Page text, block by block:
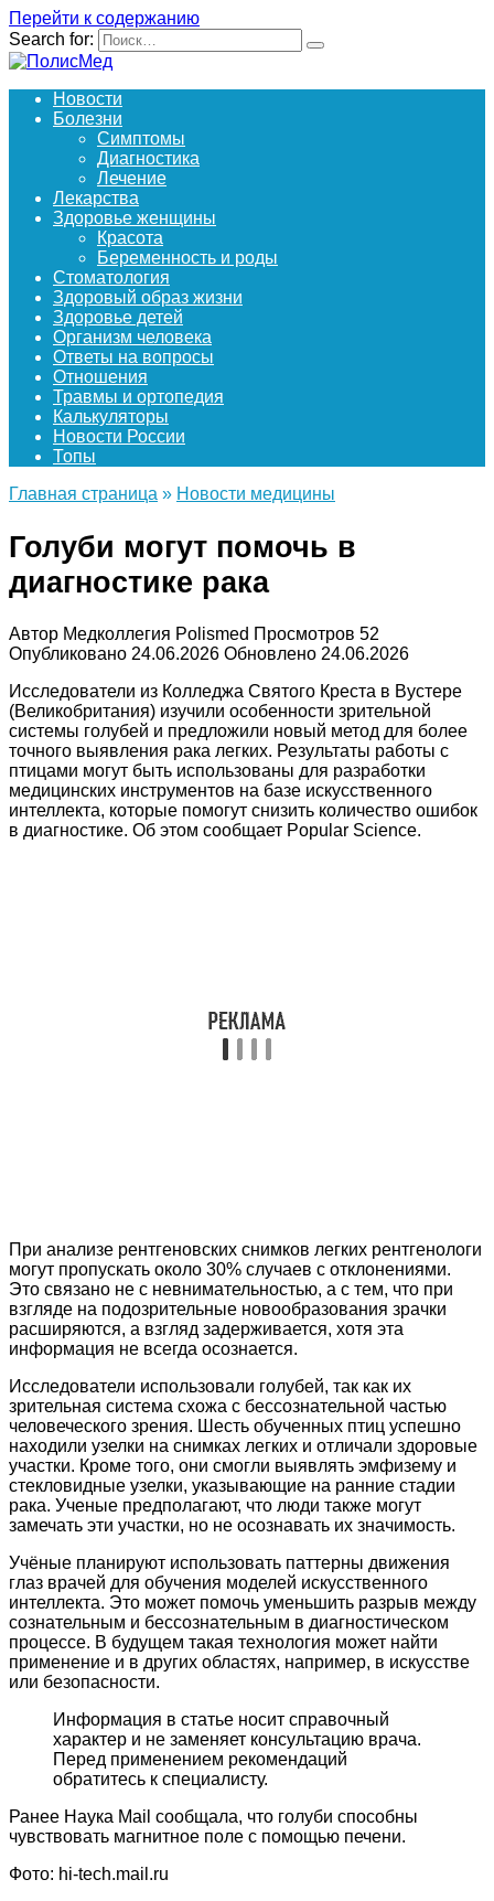
Перейти к содержанию
Search for:
Новости
Болезни
Симптомы
Диагностика
Лечение
Лекарства
Здоровье женщины
Красота
Беременность и роды
Стоматология
Здоровый образ жизни
Здоровье детей
Организм человека
Ответы на вопросы
Отношения
Травмы и ортопедия
Калькуляторы
Новости России
Топы
Главная страница » Новости медицины
Голуби могут помочь в
диагностике рака
Автор Медколлегия Polismed Просмотров 52
Опубликовано 24.06.2026 Обновлено 24.06.2026
Исследователи из Колледжа Святого Креста в Вустере
(Великобритания) изучили особенности зрительной
системы голубей и предложили новый метод для более
точного выявления рака легких. Результаты работы с
птицами могут быть использованы для разработки
медицинских инструментов на базе искусственного
интеллекта, которые помогут снизить количество ошибок
в диагностике. Об этом сообщает Popular Science.
При анализе рентгеновских снимков легких рентгенологи
могут пропускать около 30% случаев с отклонениями.
Это связано не с невнимательностью, а с тем, что при
взгляде на подозрительные новообразования зрачки
расширяются, а взгляд задерживается, хотя эта
информация не всегда осознается.
Исследователи использовали голубей, так как их
зрительная система схожа с бессознательной частью
человеческого зрения. Шесть обученных птиц успешно
находили узелки на снимках легких и отличали здоровые
участки. Кроме того, они смогли выявлять эмфизему и
стекловидные узелки, указывающие на ранние стадии
рака. Ученые предполагают, что люди также могут
замечать эти участки, но не осознавать их значимость.
Учёные планируют использовать паттерны движения
глаз врачей для обучения моделей искусственного
интеллекта. Это может помочь уменьшить разрыв между
сознательным и бессознательным в диагностическом
процессе. В будущем такая технология может найти
применение и в других областях, например, в искусстве
или безопасности.
Информация в статье носит справочный
характер и не заменяет консультацию врача.
Перед применением рекомендаций
обратитесь к специалисту.
Ранее Наука Mail сообщала, что голуби способны
чувствовать магнитное поле с помощью печени.
Фото: hi-tech.mail.ru